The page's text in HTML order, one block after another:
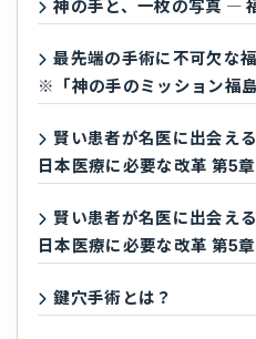
神の手と、一枚の写真 ―
最先端の手術に不可欠な
※「神の手のミッション福
賢い患者が名医に出会え
日本医療に必要な改革 第5章
賢い患者が名医に出会え
日本医療に必要な改革 第5章
鍵穴手術とは？